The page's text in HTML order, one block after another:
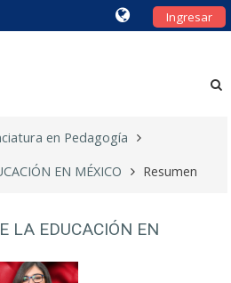
Ingresar
en Pedagogía
EN MÉXICO
Resumen
LA EDUCACIÓN EN